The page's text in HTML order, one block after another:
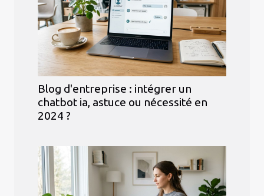
Blog d'entreprise : intégrer un
chatbot ia, astuce ou nécessité en
2024 ?